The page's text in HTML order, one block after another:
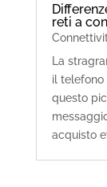
reti a
La
il telefono
questo
acquisto